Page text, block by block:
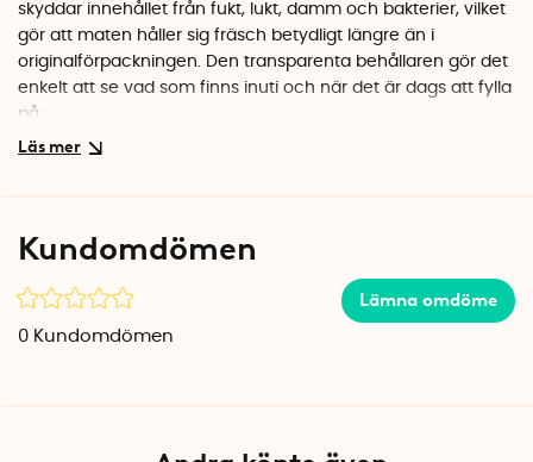
skyddar innehållet från fukt, lukt, damm och bakterier, vilket
gör att maten håller sig fräsch betydligt längre än i
originalförpackningen. Den transparenta behållaren gör det
enkelt att se vad som finns inuti och när det är dags att fylla
på.
fri plast som är både hållbar och lätt att rengöra. Burkarna
organiserat förvaringssystem i skafferiet eller på bänken.
Behållaren tål diskmaskin, men locket bör diskas för hand för
Kundomdömen
Lämna omdöme
0 Kundomdömen